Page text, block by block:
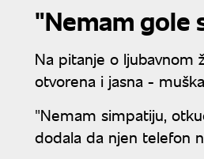
"Nemam gole
Na pitanje o ljubavnom
otvorena i jasna -
"Nemam simpatiju,
dodala da njen telefon